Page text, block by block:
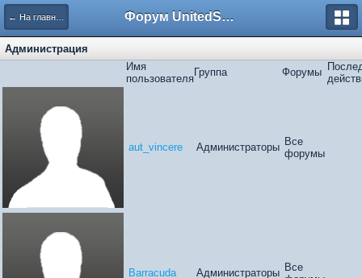
← На главную Форум UnitedSouth
Администрация
Имя
пользователя
Группа Форумы
aut_vincere Администраторы Все
форумы
Barracuda Администраторы Все